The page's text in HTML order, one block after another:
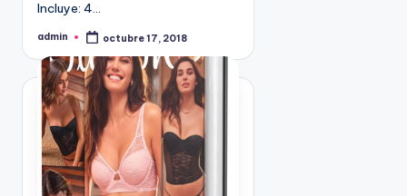
Incluye: 4…
P
b
c
a
d
p
o
admin octubre 17, 2018